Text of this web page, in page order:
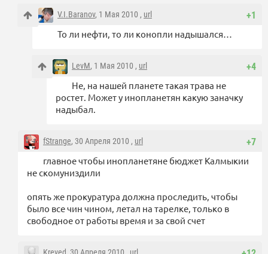
+1
V.I.Baranov, 1 Мая 2010 , url
То ли нефти, то ли конопли надышался…
+4
LevM, 1 Мая 2010 , url
Не, на нашей планете такая трава не
ростет. Может у инопланетян какую заначку
надыбал.
+7
fStrange, 30 Апреля 2010 , url
главное чтобы инопланетяне бюджет Калмыкии
не скомуниздили
опять же прокуратура должна проследить, чтобы
было все чин чином, летал на тарелке, только в
свободное от работы время и за свой счет